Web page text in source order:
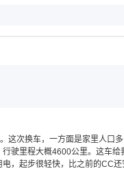
次换车，一方面是家里人口
驶里程大概4600公里。这车
，起步很轻快，比之前的CC